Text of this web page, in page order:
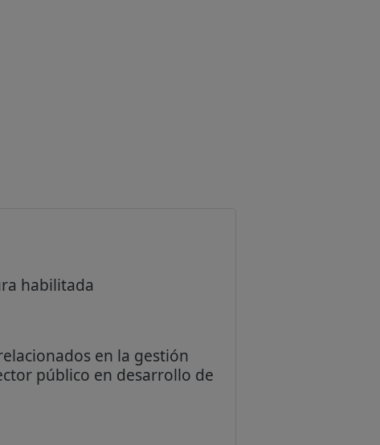
habilitada
en la gestión
público en desarrollo de